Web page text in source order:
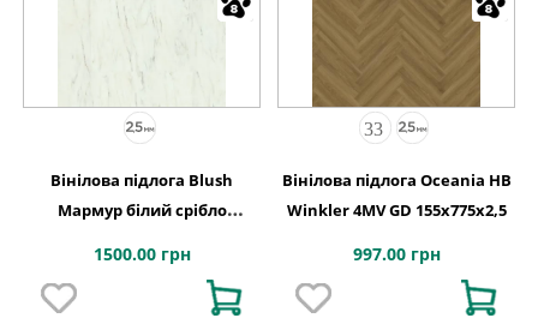
Вінілова підлога Blush
Мармур білий срібло
1500.00 грн
Вінілова підлога Oceania HB
Winkler 4MV GD 155x775x2,5
997.00 грн